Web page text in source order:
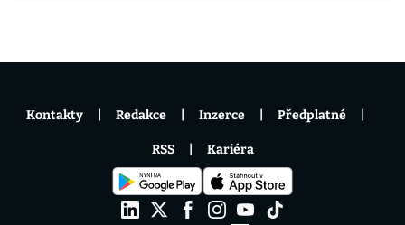
Kontakty Redakce Inzerce Předplatné
RSS Kariéra